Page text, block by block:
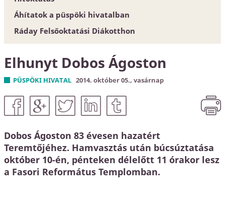
Püspöki Hivatal
Elnökség és szervezet
Konferencia-központ
Címtár
Hitoktatót keresünk
Hitoktató állást keres
Áhítatok a püspöki hivatalban
Ráday Felsőoktatási Diákotthon
Elhunyt Dobos Ágoston
PÜSPÖKI HIVATAL 2014. október 05., vasárnap
Dobos Ágoston 83 évesen hazatért
Teremtőjéhez. Hamvasztás után búcsúztatása
október 10-én, pénteken délelőtt 11 órakor lesz
a Fasori Református Templomban.